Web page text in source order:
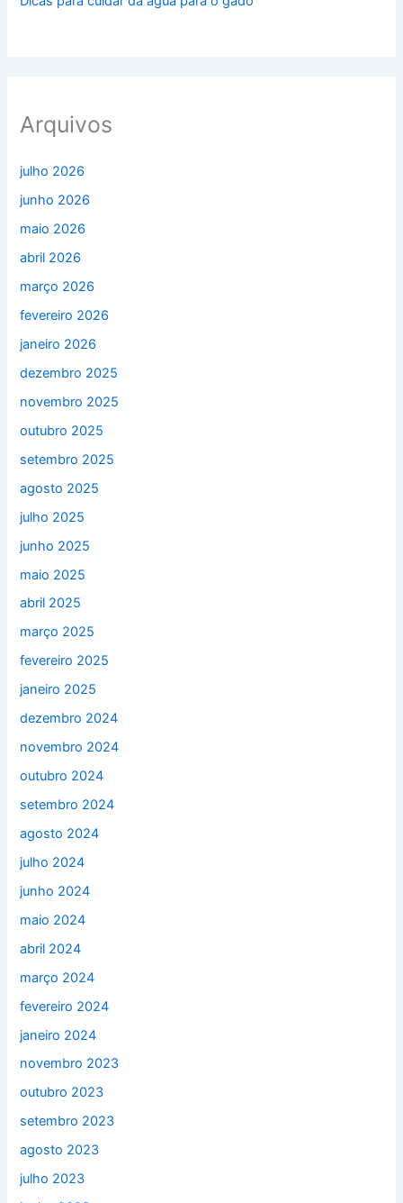
Arquivos
julho 2026
junho 2026
maio 2026
abril 2026
março 2026
fevereiro 2026
janeiro 2026
dezembro 2025
novembro 2025
outubro 2025
setembro 2025
agosto 2025
julho 2025
junho 2025
maio 2025
abril 2025
março 2025
fevereiro 2025
janeiro 2025
dezembro 2024
novembro 2024
outubro 2024
setembro 2024
agosto 2024
julho 2024
junho 2024
maio 2024
abril 2024
março 2024
fevereiro 2024
janeiro 2024
novembro 2023
outubro 2023
setembro 2023
agosto 2023
julho 2023